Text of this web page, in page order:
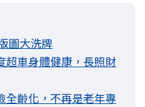
圖大洗牌
超車身體健康，長照財
全齡化，不再是老年專